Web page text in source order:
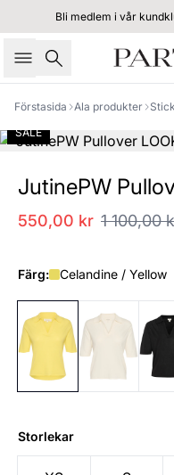
Bli medlem i vår
Sök
Förstasida Ala produkter
SALE
JutinePW
550,00 kr 1 100,00
Färg: Celandine / Yellow
Storlekar